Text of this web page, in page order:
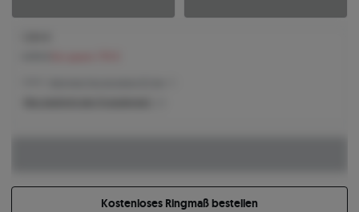
Kostenloses Ringmaß bestellen